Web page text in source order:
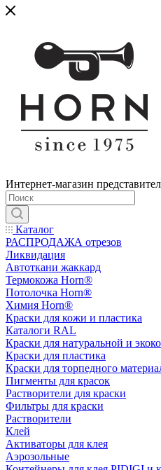
Интернет-магазин
Каталог
РАСПРОДАЖА отрезов
Ликвидация
Автоткани жаккард
Термокожа Horn®
Потолочка Horn®
Химия Horn®
Краски для кожи и пластика
Каталоги RAL
Краски для натуральной и
Краски для пластика
Краски для торпедного
Пигменты для красок
Растворители для краски
Фильтры для краски
Растворители
Клей
Активаторы для клея
Аэрозольные